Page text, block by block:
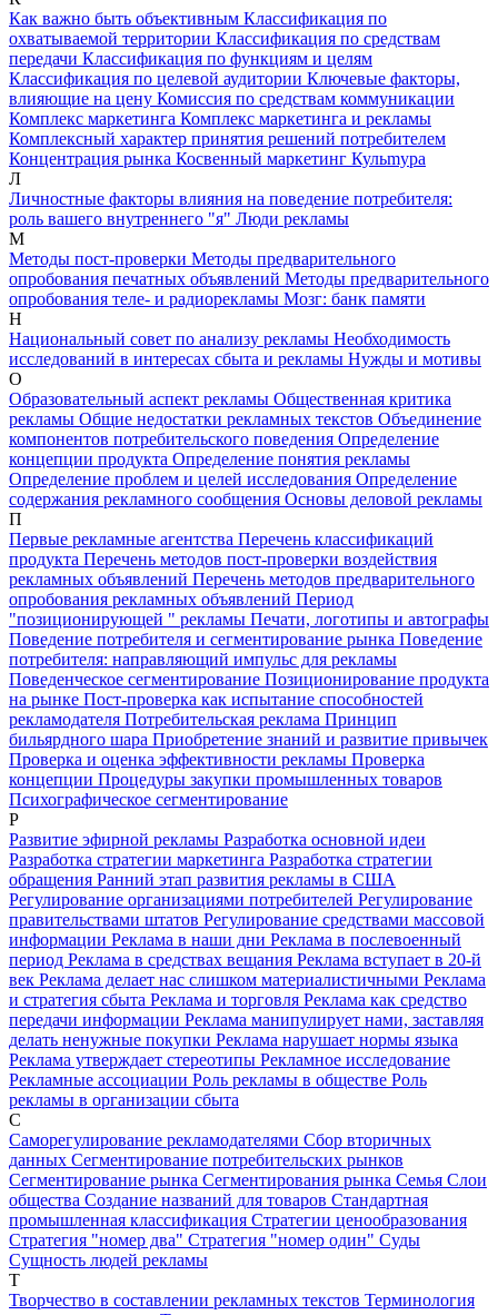
Как важно быть объективным Классификация по
охватываемой территории Классификация по средствам
передачи Классификация по функциям и целям
Классификация по целевой аудитории Ключевые факторы,
влияющие на цену Комиссия по средствам коммуникации
Комплекс маркетинга Комплекс маркетинга и рекламы
Комплексный характер принятия решений потребителем
Концентрация рынка Косвенный маркетинг Кульmypa
Л
Личностные факторы влияния на поведение потребителя:
роль вашего внутреннего "я" Люди рекламы
М
Методы пост-проверки Методы предварительного
опробования печатных объявлений Методы предварительного
опробования теле- и радиорекламы Мозг: банк памяти
Н
Национальный совет по анализу рекламы Необходимость
исследований в интересах сбыта и рекламы Нужды и мотивы
О
Образовательный аспект рекламы Общественная критика
рекламы Общие недостатки рекламных текстов Объединение
компонентов потребительского поведения Определение
концепции продукта Определение понятия рекламы
Определение проблем и целей исследования Определение
содержания рекламного сообщения Основы деловой рекламы
П
Первые рекламные агентства Перечень классификаций
продукта Перечень методов пост-проверки воздействия
рекламных объявлений Перечень методов предварительного
опробования рекламных объявлений Период
"позиционирующей " рекламы Печати, логотипы и автографы
Поведение потребителя и сегментирование рынка Поведение
потребителя: направляющий импульс для рекламы
Поведенческое сегментирование Позиционирование продукта
на рынке Пост-проверка как испытание способностей
рекламодателя Потребительская реклама Принцип
бильярдного шара Приобретение знаний и развитие привычек
Проверка и оценка эффективности рекламы Проверка
концепции Процедуры закупки промышленных товаров
Психографическое сегментирование
Р
Развитие эфирной рекламы Разработка основной идеи
Разработка стратегии маркетинга Разработка стратегии
обращения Ранний этап развития рекламы в США
Регулирование организациями потребителей Регулирование
правительствами штатов Регулирование средствами массовой
информации Реклама в наши дни Реклама в послевоенный
период Реклама в средствах вещания Реклама вступает в 20-й
век Реклама делает нас слишком материалистичными Реклама
и стратегия сбыта Реклама и торговля Реклама как средство
передачи информации Реклама манипулирует нами, заставляя
делать ненужные покупки Реклама нарушает нормы языка
Реклама утверждает стереотипы Рекламное исследование
Рекламные ассоциации Роль рекламы в обществе Роль
рекламы в организации сбыта
С
Саморегулирование рекламодателями Сбор вторичных
данных Сегментирование потребительских рынков
Сегментирование рынка Сегментирования рынка Семья Слои
общества Создание названий для товаров Стандартная
промышленная классификация Стратегии ценообразования
Стратегия "номер два" Стратегия "номер один" Суды
Сущность людей рекламы
Т
Творчество в составлении рекламных текстов Терминология